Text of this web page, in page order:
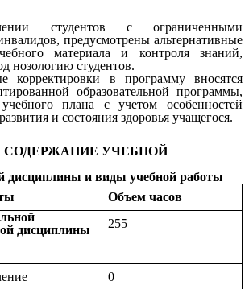
студентов с ограниченными
предусмотрены альтернативные
материала и контроля знаний,
нозологию студентов.
корректировки в программу вносятся
образовательной программы,
плана с учетом особенностей
и состояния здоровья учащегося.
СОДЕРЖАНИЕ УЧЕБНОЙ
дисциплины и виды учебной работы
Объем часов
дисциплины
255
0